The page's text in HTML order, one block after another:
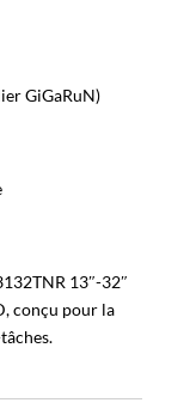
GiGaRuN)
13″-32″
conçu pour la